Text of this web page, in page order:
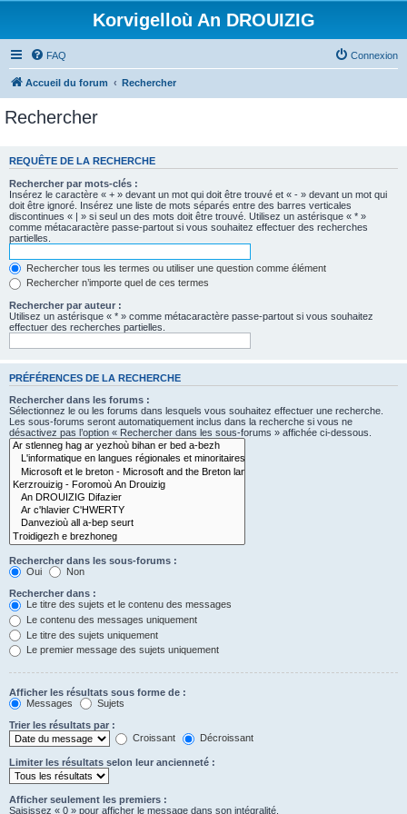
Korvigelloù An DROUIZIG
FAQ Connexion
Accueil du forum Rechercher
Rechercher
REQUÊTE DE LA RECHERCHE
Rechercher par mots-clés :
Insérez le caractère « + » devant un mot qui doit être trouvé et « - » devant un mot qui
doit être ignoré. Insérez une liste de mots séparés entre des barres verticales
discontinues « | » si seul un des mots doit être trouvé. Utilisez un astérisque « * »
comme métacaractère passe-partout si vous souhaitez effectuer des recherches
partielles.
Rechercher tous les termes ou utiliser une question comme élément
Rechercher n’importe quel de ces termes
Rechercher par auteur :
Utilisez un astérisque « * » comme métacaractère passe-partout si vous souhaitez
effectuer des recherches partielles.
PRÉFÉRENCES DE LA RECHERCHE
Rechercher dans les forums :
Sélectionnez le ou les forums dans lesquels vous souhaitez effectuer une recherche.
Les sous-forums seront automatiquement inclus dans la recherche si vous ne
désactivez pas l’option « Rechercher dans les sous-forums » affichée ci-dessous.
Rechercher dans les sous-forums :
Oui
Non
Rechercher dans :
Le titre des sujets et le contenu des messages
Le contenu des messages uniquement
Le titre des sujets uniquement
Le premier message des sujets uniquement
Afficher les résultats sous forme de :
Messages
Sujets
Trier les résultats par :
Croissant
Décroissant
Limiter les résultats selon leur ancienneté :
Afficher seulement les premiers :
Saisissez « 0 » pour afficher le message dans son intégralité.